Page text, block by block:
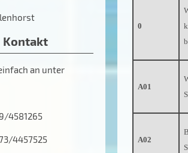
0
A01
A02
Kontakt
an unter
4581265
4457525